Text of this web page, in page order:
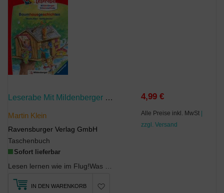
Leserabe Mit Mildenberger Silbenmethode - Baumhausgeschichten
Martin Klein
Ravensburger Verlag GmbH
Taschenbuch
Sofort lieferbar
4,99 €
Alle Preise inkl. MwSt |
zzgl. Versand
IN DEN WARENKORB